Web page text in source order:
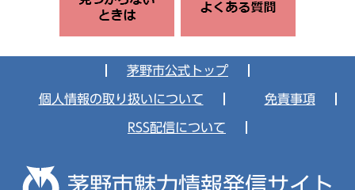
茅野市公式トップ
個人情報の取り扱いについて 免責事項
RSS配信について
茅野市魅力情報発信サイト